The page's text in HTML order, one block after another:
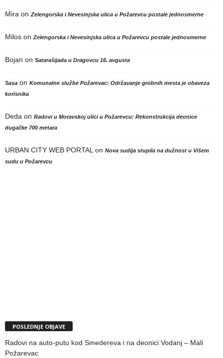
Mira on Zelengorska i Nevesinjska ulica u Požarevcu postale jednosmerne
Milos on Zelengorska i Nevesinjska ulica u Požarevcu postale jednosmerne
Bojan on Satarašijada u Dragovcu 16. avgusta
Sasa on Komunalne službe Požarevac: Održavanje grobnih mesta je obaveza
korisnika
Deda on Radovi u Moravskoj ulici u Požarevcu: Rekonstrukcija deonice
dugačke 700 metara
URBAN CITY WEB PORTAL on Nova sudija stupila na dužnost u Višem
sudu u Požarevcu
POSLEDNJE OBJAVE
Radovi na auto-putu kod Smedereva i na deonici Vodanj – Mali
Požarevac